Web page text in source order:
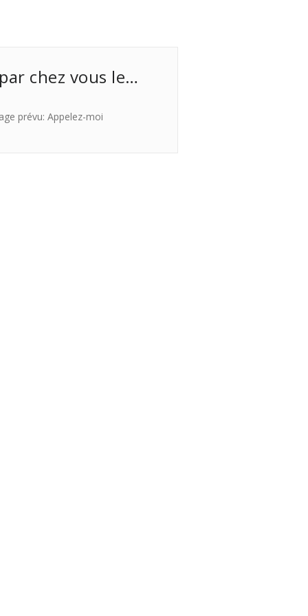
chez vous le…
prévu: Appelez-moi